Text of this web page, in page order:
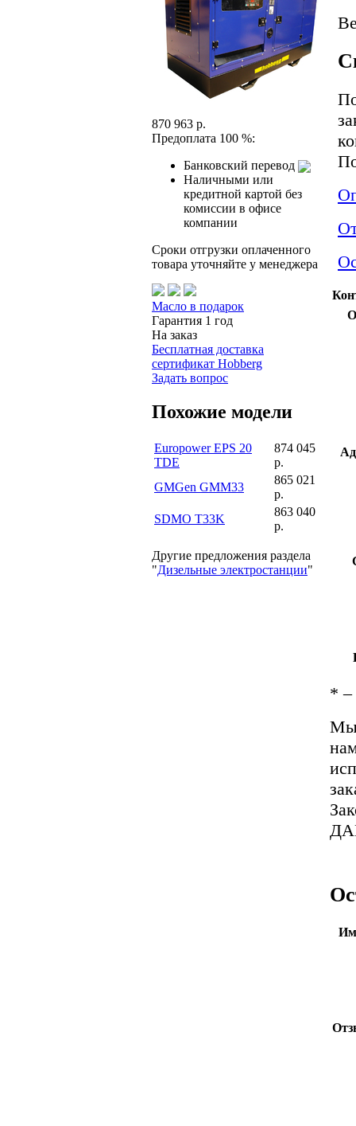
870 963 р.
Предоплата 100 %:
Банковский перевод
Наличными или
кредитной картой без
комиссии в офисе
компании
Сроки отгрузки оплаченного
товара уточняйте у менеджера
Масло в подарок
Гарантия 1 год
На заказ
Бесплатная доставка
сертификат Hobberg
Задать вопрос
Похожие модели
Europower EPS 20
TDE
874 045
р.
GMGen GMM33
865 021
р.
SDMO T33K
863 040
р.
Другие предложения раздела
"Дизельные электростанции"
* –
Мы